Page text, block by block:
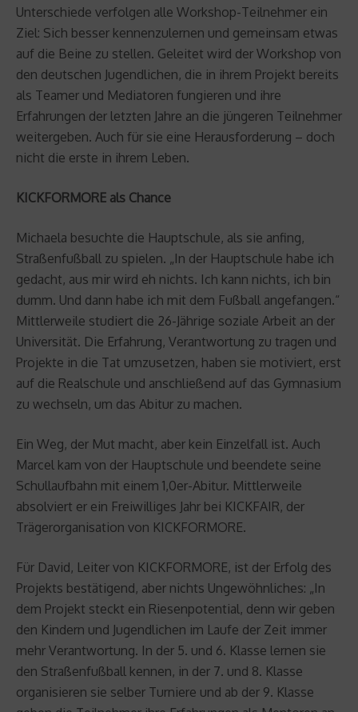
Unterschiede verfolgen alle Workshop-Teilnehmer ein
Ziel: Sich besser kennenzulernen und gemeinsam etwas
auf die Beine zu stellen. Geleitet wird der Workshop von
den deutschen Jugendlichen, die in ihrem Projekt bereits
als Teamer und Mediatoren fungieren und ihre
Erfahrungen der letzten Jahre an die jüngeren Teilnehmer
weitergeben. Auch für sie eine Herausforderung – doch
nicht die erste in ihrem Leben.
KICKFORMORE als Chance
Michaela besuchte die Hauptschule, als sie anfing,
Straßenfußball zu spielen. „In der Hauptschule habe ich
gedacht, aus mir wird eh nichts. Ich kann nichts, ich bin
dumm. Und dann habe ich mit dem Fußball angefangen.“
Mittlerweile studiert die 26-Jährige soziale Arbeit an der
Universität. Die Erfahrung, Verantwortung zu tragen und
Projekte in die Tat umzusetzen, haben sie motiviert, erst
auf die Realschule und anschließend auf das Gymnasium
zu wechseln, um das Abitur zu machen.
Ein Weg, der Mut macht, aber kein Einzelfall ist. Auch
Marcel kam von der Hauptschule und beendete seine
Schullaufbahn mit einem 1,0er-Abitur. Mittlerweile
absolviert er ein Freiwilliges Jahr bei KICKFAIR, der
Trägerorganisation von KICKFORMORE.
Für David, Leiter von KICKFORMORE, ist der Erfolg des
Projekts bestätigend, aber nichts Ungewöhnliches: „In
dem Projekt steckt ein Riesenpotential, denn wir geben
den Kindern und Jugendlichen im Laufe der Zeit immer
mehr Verantwortung. In der 5. und 6. Klasse lernen sie
den Straßenfußball kennen, in der 7. und 8. Klasse
organisieren sie selber Turniere und ab der 9. Klasse